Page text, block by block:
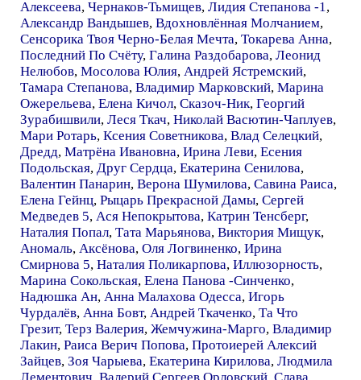
Алексеева, Чернаков-Тьмищев, Лидия Степанова -1,
Александр Вандышев, Вдохновлённая Молчанием,
Сенсорика Твоя Черно-Белая Мечта, Токарева Анна,
Последний По Счёту, Галина Раздобарова, Леонид
Нелюбов, Мосолова Юлия, Андрей Ястремский,
Тамара Степанова, Владимир Марковский, Марина
Ожерельева, Елена Кичол, Сказоч-Ник, Георгий
Зурабишвили, Леся Ткач, Николай Васютин-Чаплуев,
Мари Ротарь, Ксения Советникова, Влад Селецкий,
Дредд, Матрёна Ивановна, Ирина Леви, Есения
Подольская, Друг Сердца, Екатерина Сенилова,
Валентин Панарин, Верона Шумилова, Савина Раиса,
Елена Гейнц, Рыцарь Прекрасной Дамы, Сергей
Медведев 5, Ася Непокрытова, Катрин Тенсберг,
Наталия Попал, Тата Марьянова, Виктория Мищук,
Аномаль, Аксёнова, Оля Логвиненко, Ирина
Смирнова 5, Наталия Поликарпова, Иллюзорность,
Марина Сокольская, Елена Панова -Синченко,
Надюшка Ан, Анна Малахова Одесса, Игорь
Чурдалёв, Анна Бовт, Андрей Ткаченко, Та Что
Грезит, Терз Валерия, Жемчужина-Марго, Владимир
Лакин, Раиса Верич Попова, Протоиерей Алексий
Зайцев, Зоя Чарыева, Екатерина Кирилова, Людмила